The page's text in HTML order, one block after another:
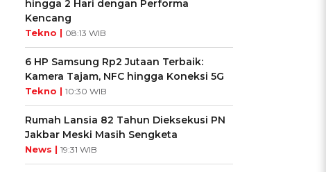
hingga 2 Hari dengan Performa
Kencang
Tekno | 08:13 WIB
6 HP Samsung Rp2 Jutaan Terbaik:
Kamera Tajam, NFC hingga Koneksi 5G
Tekno | 10:30 WIB
Rumah Lansia 82 Tahun Dieksekusi PN
Jakbar Meski Masih Sengketa
News | 19:31 WIB